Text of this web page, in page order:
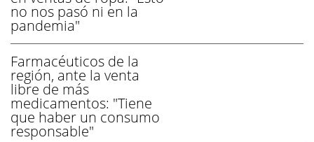
no nos pasó ni en la
pandemia"
Farmacéuticos de la
región, ante la venta
libre de más
medicamentos: "Tiene
que haber un consumo
responsable"